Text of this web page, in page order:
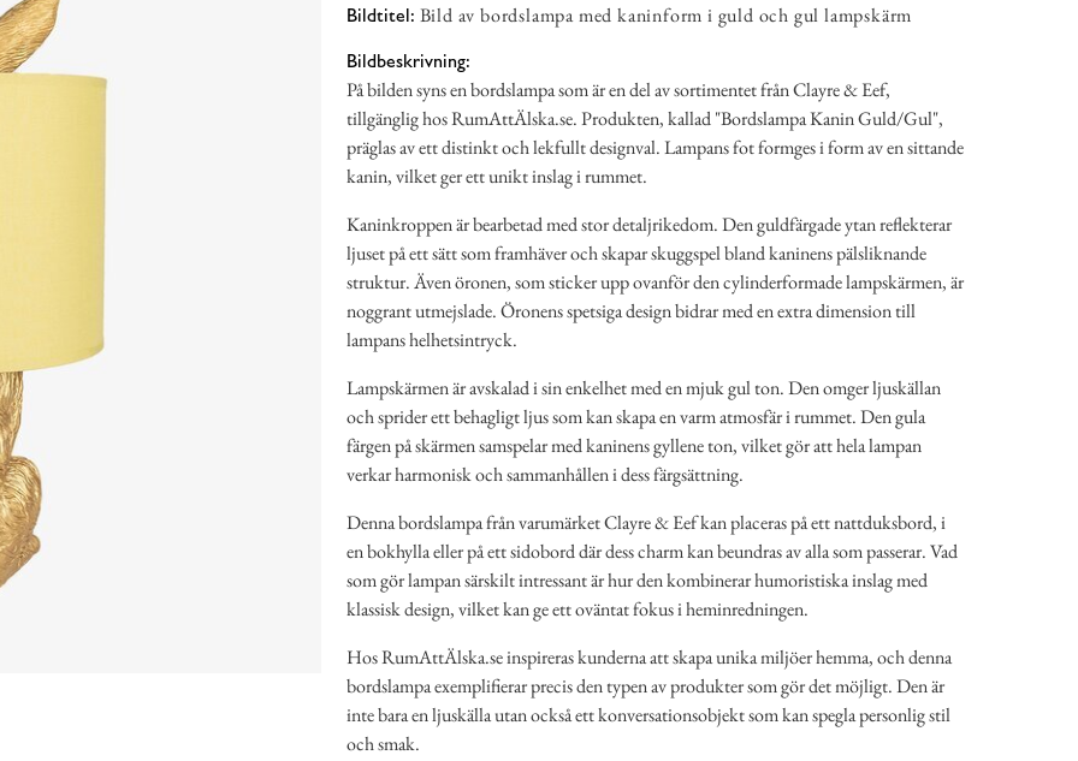
Bildtitel: Bild av bordslampa med kaninform i guld och gul lampskärm
Bildbeskrivning:
På bilden syns en bordslampa som är en del av sortimentet från Clayre & Eef,
tillgänglig hos RumAttÄlska.se. Produkten, kallad "Bordslampa Kanin Guld/Gul",
präglas av ett distinkt och lekfullt designval. Lampans fot formges i form av en sittande
kanin, vilket ger ett unikt inslag i rummet.
Kaninkroppen är bearbetad med stor detaljrikedom. Den guldfärgade ytan reflekterar
ljuset på ett sätt som framhäver och skapar skuggspel bland kaninens pälsliknande
struktur. Även öronen, som sticker upp ovanför den cylinderformade lampskärmen, är
noggrant utmejslade. Öronens spetsiga design bidrar med en extra dimension till
lampans helhetsintryck.
Lampskärmen är avskalad i sin enkelhet med en mjuk gul ton. Den omger ljuskällan
och sprider ett behagligt ljus som kan skapa en varm atmosfär i rummet. Den gula
färgen på skärmen samspelar med kaninens gyllene ton, vilket gör att hela lampan
verkar harmonisk och sammanhållen i dess färgsättning.
Denna bordslampa från varumärket Clayre & Eef kan placeras på ett nattduksbord, i
en bokhylla eller på ett sidobord där dess charm kan beundras av alla som passerar. Vad
som gör lampan särskilt intressant är hur den kombinerar humoristiska inslag med
klassisk design, vilket kan ge ett oväntat fokus i heminredningen.
Hos RumAttÄlska.se inspireras kunderna att skapa unika miljöer hemma, och denna
bordslampa exemplifierar precis den typen av produkter som gör det möjligt. Den är
inte bara en ljuskälla utan också ett konversationsobjekt som kan spegla personlig stil
och smak.